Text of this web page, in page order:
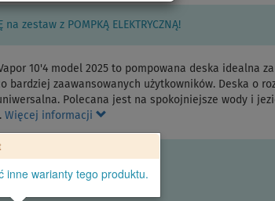
na zestaw z POMPKĄ ELEKTRYCZNĄ!
10'4 model 2025 to pompowana deska idealna
bardziej zaawansowanych użytkowników. Deska o
Polecana jest na spokojniejsze wody i
Więcej informacji
inne warianty tego produktu.